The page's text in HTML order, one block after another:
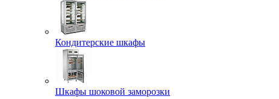
Кондитерские шкафы
Шкафы шоковой заморозки